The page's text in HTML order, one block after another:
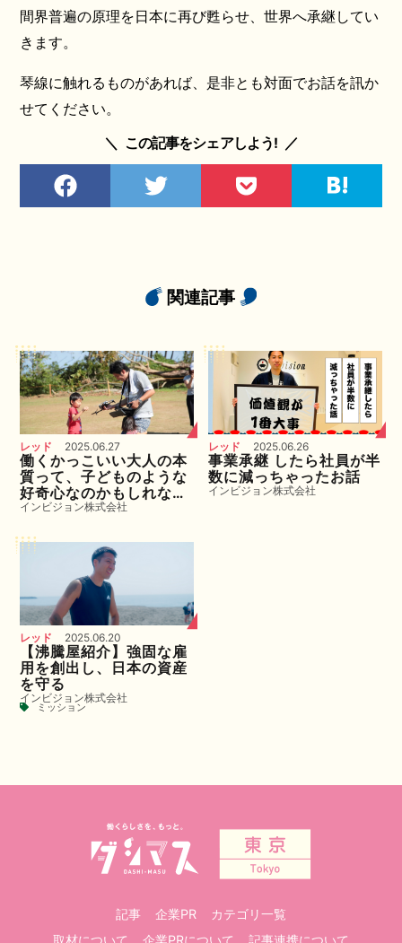
間界普遍の原理を日本に再び甦らせ、世界へ承継してい
きます。
琴線に触れるものがあれば、是非とも対面でお話を訊か
せてください。
＼
この記事をシェアしよう! ／
関連記事
レッド 2025.06.27
働くかっこいい大人の本
質って、子どものような
好奇心なのかもしれな
い。
インビジョン株式会社
レッド 2025.06.26
事業承継 したら社員が半
数に減っちゃったお話
インビジョン株式会社
レッド 2025.06.20
【沸騰屋紹介】強固な雇
用を創出し、日本の資産
を守る
インビジョン株式会社
ミッション
記事 企業PR
カテゴリ一覧